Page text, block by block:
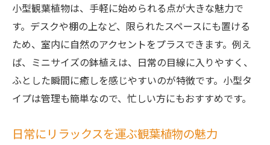
小型観葉植物は、手軽に始められる点が大きな魅力で
す。デスクや棚の上など、限られたスペースにも置ける
ため、室内に自然のアクセントをプラスできます。例え
ば、ミニサイズの鉢植えは、日常の目線に入りやすく、
ふとした瞬間に癒しを感じやすいのが特徴です。小型タ
イプは管理も簡単なので、忙しい方にもおすすめです。
日常にリラックスを運ぶ観葉植物の魅力